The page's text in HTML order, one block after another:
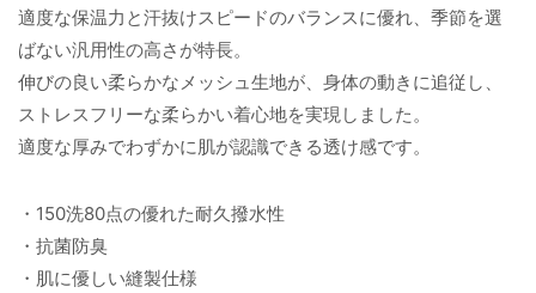
適度な保温力と汗抜けスピードのバランスに優れ、季節を選
ばない汎用性の高さが特長。
伸びの良い柔らかなメッシュ生地が、身体の動きに追従し、
ストレスフリーな柔らかい着心地を実現しました。
適度な厚みでわずかに肌が認識できる透け感です。
・150洗80点の優れた耐久撥水性
・抗菌防臭
・肌に優しい縫製仕様